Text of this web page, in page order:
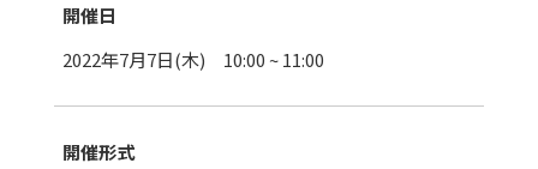
開催日
2022年7月7日(木) 10:00 ~ 11:00
開催形式